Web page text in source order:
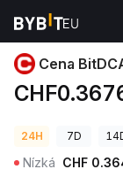
Ceny kryptoměn
Cena
24H 7D
Nízká CHF